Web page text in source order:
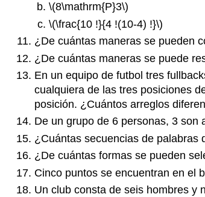
\(8\mathrm{P}3\)
\(\frac{10 !}{4 !(10-4) !}\)
¿De cuántas maneras se pueden
¿De cuántas maneras se puede
En un equipo de futbol tres
cualquiera de las tres posiciones
posición. ¿Cuántos arreglos
De un grupo de 6 personas, 3 son
¿Cuántas secuencias de palabras
¿De cuántas formas se pueden
Cinco puntos se encuentran en el
Un club consta de seis hombres y